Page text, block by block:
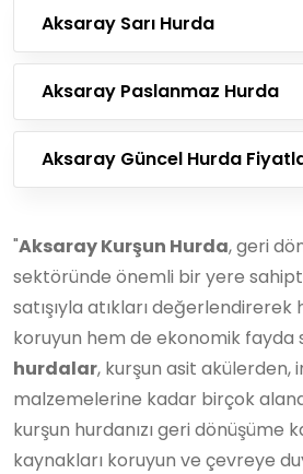
Aksaray Sarı Hurda
Aksaray Paslanmaz Hurda
Aksaray Güncel Hurda
"Aksaray Kurşun Hurda, geri
sektöründe önemli bir yere
satışıyla atıkları değerlendirerek
koruyun hem de ekonomik fayda
hurdalar, kurşun asit akülerden,
malzemelerine kadar birçok
kurşun hurdanızı geri dönüşüme
kaynakları koruyun ve çevreye